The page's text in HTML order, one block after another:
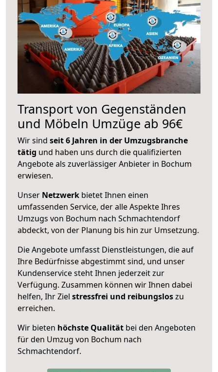
Transport von Gegenständen
und Möbeln Umzüge ab 96€
Wir sind seit 6 Jahren in der Umzugsbranche
tätig und haben uns durch die qualifizierten
Angebote als zuverlässiger Anbieter in Bochum
erwiesen.
Unser Netzwerk bietet Ihnen einen
umfassenden Service, der alle Aspekte Ihres
Umzugs von Bochum nach Schmachtendorf
abdeckt, von der Planung bis hin zur Umsetzung.
Die Angebote umfasst Dienstleistungen, die auf
Ihre Bedürfnisse abgestimmt sind, und unser
Kundenservice steht Ihnen jederzeit zur
Verfügung. Zusammen können wir Ihnen dabei
helfen, Ihr Ziel stressfrei und reibungsloszu
erreichen.
Wir bieten höchste Qualität bei den Angeboten
für den Umzug von Bochum nach
Schmachtendorf.